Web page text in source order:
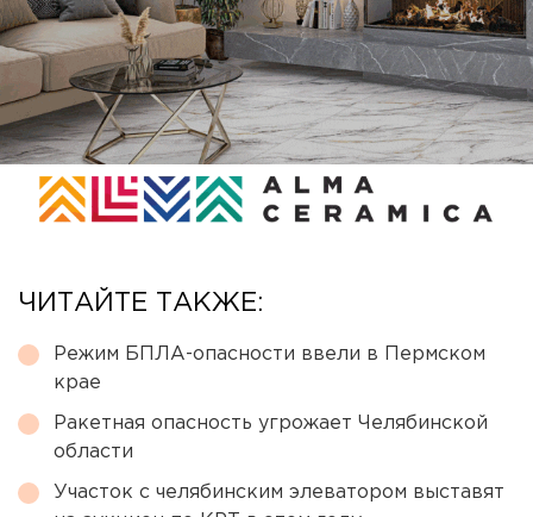
ЧИТАЙТЕ ТАКЖЕ:
Режим БПЛА-опасности ввели в Пермском
крае
Ракетная опасность угрожает Челябинской
области
Участок с челябинским элеватором выставят